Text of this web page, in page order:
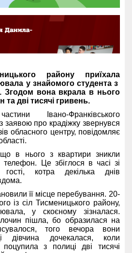
району приїхала
у знайомого студента з
Згодом вона вкрала в нього
дві тисячі гривень.
Івано-Франківського
із заявою про крадіжку звернувся
обласного центру, повідомляє
в нього з квартири зникли
телефон. Це збіглося в часі зі
котра декілька днів
її місце перебування. 20-
із сіл Тисменицького району,
у скоєному зізналася.
пішла, бо образилася на
того вечора вони
дівчина дочекалася, коли
з полиці дві тисячі